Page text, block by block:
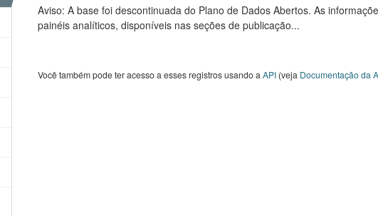
Aviso: A base foi descontinuada do Plano de Dados Abertos. As
painéis analíticos, disponíveis nas seções de publicação...
Você também pode ter acesso a esses registros usando a API(veja Documentação da